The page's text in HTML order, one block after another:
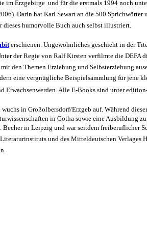
Erzgebirge  und für die erstmals 1994 noch
Darin hat Karl Sewart an die 500
dieses humorvolle Buch auch selbst illustriert.
 erschienen. Ungewöhnliches geschieht in der
der Regie von Ralf Kirsten verfilmte die DEFA
den Themen Erziehung und Selbsterziehung
eine vergnügliche Beispielsammlung für jene
Erwachsenwerden. Alle E-Books sind unter
in Großolbersdorf/Erzgeb auf. Während
in Gotha sowie eine Ausbildung
in Leipzig und war seitdem freiberuflicher
und des Mitteldeutschen Verlages